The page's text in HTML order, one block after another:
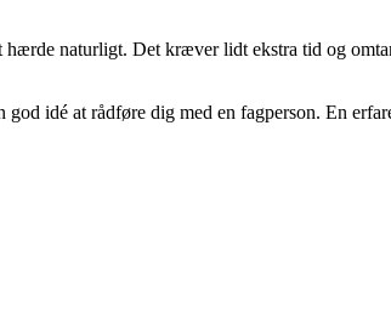
naturligt. Det kræver lidt ekstra tid og
idé at rådføre dig med en fagperson. En